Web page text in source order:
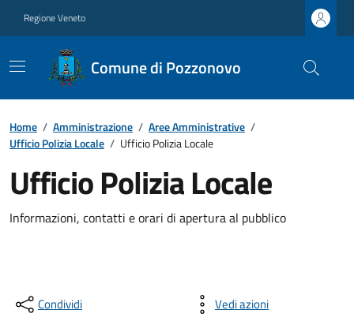
Regione Veneto
Comune di Pozzonovo
Home / Amministrazione / Aree Amministrative /
Ufficio Polizia Locale / Ufficio Polizia Locale
Ufficio Polizia Locale
Informazioni, contatti e orari di apertura al pubblico
Condividi Vedi azioni